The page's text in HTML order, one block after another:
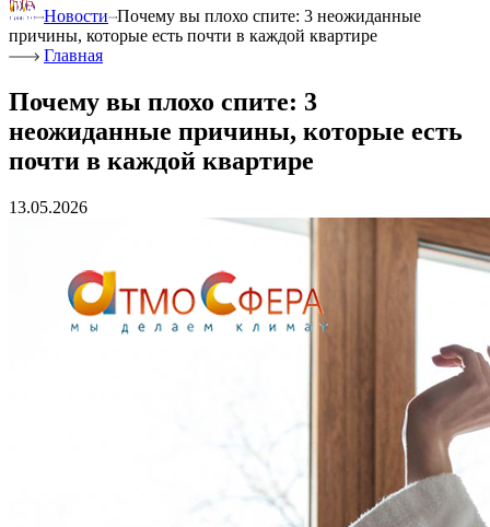
Новости Почему вы плохо спите: 3 неожиданные
причины, которые есть почти в каждой квартире
Главная
Почему вы плохо спите: 3
неожиданные причины, которые есть
почти в каждой квартире
13.05.2026